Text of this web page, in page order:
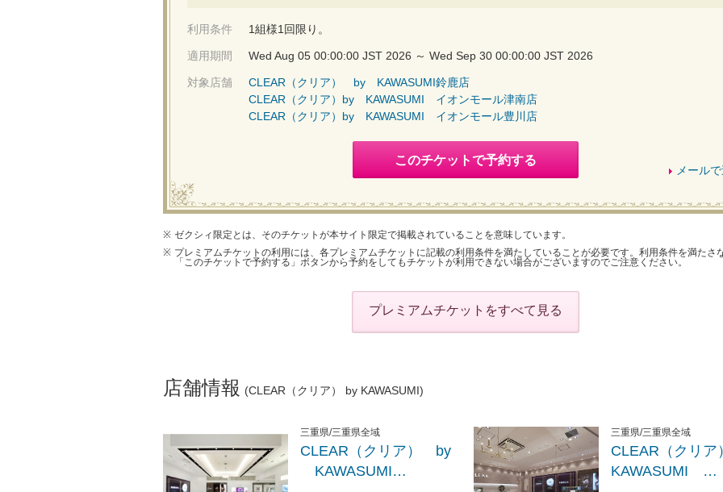
利用条件 1組様1回限り。
適用期間 Wed Aug 05 00:00:00 JST 2026 ～ Wed Sep 30 00:00:00 JST 2026
対象店舗
CLEAR（クリア） by KAWASUMI鈴鹿店
CLEAR（クリア）by KAWASUMI イオンモール津南店
CLEAR（クリア）by KAWASUMI イオンモール豊川店
このチケットで予約する
メール
ゼクシィ限定とは、そのチケットが本サイト限定で掲載されていることを意味しています。
プレミアムチケットの利用には、各プレミアムチケットに記載の利用条件を満たしていることが必要です。利用条件を満たさ
「このチケットで予約する」ボタンから予約をしてもチケットが利用できない場合がございますのでご注意ください。
プレミアムチケットをすべて見る
店舗情報 (CLEAR（クリア） by KAWASUMI)
三重県/三重県全域
CLEAR（クリア） by
KAWASUMI…
三重県/三重県全域
CLEAR（クリ
KAWASUMI …